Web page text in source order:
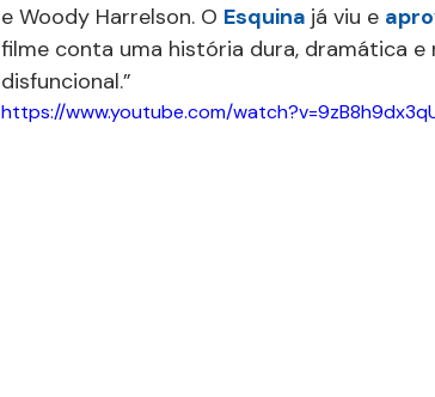
e Woody Harrelson. O Esquina já viu e
filme conta uma história dura, dramática
disfuncional.”
https://www.youtube.com/